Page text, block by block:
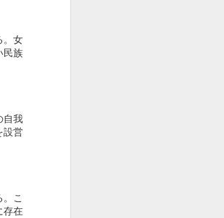
。女
民族
自我
設営
こ
存在
）・非人を据え
固定化する。
別によって、経
同和地区」と呼